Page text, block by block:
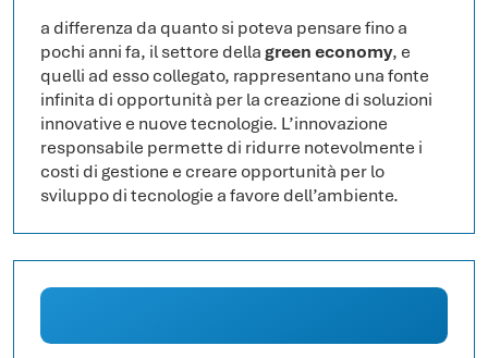
a differenza da quanto si poteva pensare fino a
pochi anni fa, il settore dellagreen economy, e
quelli ad esso collegato, rappresentano una fonte
infinita di opportunità per la creazione di soluzioni
innovative e nuove tecnologie. L’innovazione
responsabile permette di ridurre notevolmente i
costi di gestione e creare opportunità per lo
sviluppo di tecnologie a favore dell’ambiente.